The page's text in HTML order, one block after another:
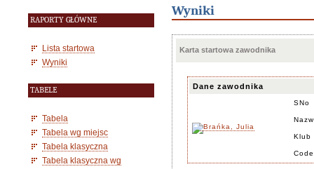
RAPORTY GŁÓWNE
Lista startowa
Wyniki
TABELE
Tabela
Tabela wg miejsc
Tabela klasyczna
Tabela klasyczna wg
Wyniki
Karta startowa zawodnika
Dane zawodnika
SNo
Klub
Code